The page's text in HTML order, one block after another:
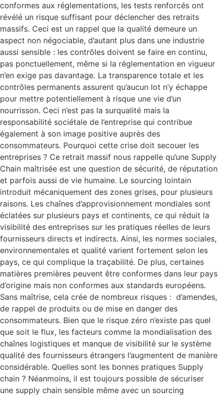
conformes aux réglementations, les tests renforcés ont
révélé un risque suffisant pour déclencher des retraits
massifs. Ceci est un rappel que la qualité demeure un
aspect non négociable, d’autant plus dans une industrie
aussi sensible : les contrôles doivent se faire en continu,
pas ponctuellement, même si la réglementation en vigueur
n’en exige pas davantage. La transparence totale et les
contrôles permanents assurent qu’aucun lot n’y échappe
pour mettre potentiellement à risque une vie d’un
nourrisson. Ceci n’est pas la surqualité mais la
responsabilité sociétale de l’entreprise qui contribue
également à son image positive auprès des
consommateurs. Pourquoi cette crise doit secouer les
entreprises ? Ce retrait massif nous rappelle qu’une Supply
Chain maîtrisée est une question de sécurité, de réputation
et parfois aussi de vie humaine. Le sourcing lointain
introduit mécaniquement des zones grises, pour plusieurs
raisons. Les chaînes d’approvisionnement mondiales sont
éclatées sur plusieurs pays et continents, ce qui réduit la
visibilité des entreprises sur les pratiques réelles de leurs
fournisseurs directs et indirects. Ainsi, les normes sociales,
environnementales et qualité varient fortement selon les
pays, ce qui complique la traçabilité. De plus, certaines
matières premières peuvent être conformes dans leur pays
d’origine mais non conformes aux standards européens.
Sans maîtrise, cela crée de nombreux risques : d’amendes,
de rappel de produits ou de mise en danger des
consommateurs. Bien que le risque zéro n’existe pas quel
que soit le flux, les facteurs comme la mondialisation des
chaînes logistiques et manque de visibilité sur le système
qualité des fournisseurs étrangers l’augmentent de manière
considérable. Quelles sont les bonnes pratiques Supply
chain ? Néanmoins, il est toujours possible de sécuriser
une supply chain sensible même avec un sourcing